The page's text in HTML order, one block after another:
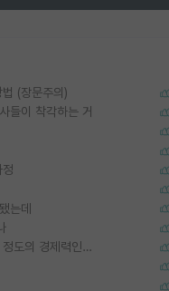
(장문주의)
들이 착각하는 거
는데
박사진학하기에 2억은 괜찮은 (?) 정도의 경제력인가요